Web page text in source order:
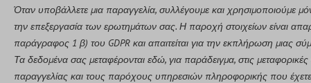
Όταν υποβάλλετε μια παραγγελία, συλλέγουμε και χρησιμοποιούμε
την επεξεργασία των ερωτημάτων σας. Η παροχή στοιχείων είναι
παράγραφος 1 β) του GDPR και απαιτείται για την εκπλήρωση μιας
Τα δεδομένα σας μεταφέρονται εδώ, για παράδειγμα, στις
παραγγελίας και τους παρόχους υπηρεσιών πληροφορικής που